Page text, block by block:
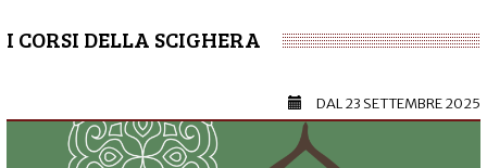
I CORSI DELLA SCIGHERA
DAL23 SETTEMBRE 2025